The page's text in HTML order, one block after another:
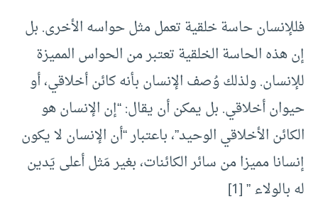
فللإنسان حاسة خلقية تعمل مثل حواسه الأخرى. بل
إن هذه الحاسة الخلقية تعتبر من الحواس المميزة
للإنسان. ولذلك وُصف الإنسان بأنه كائن أخلاقي، أو
حيوان أخلاقي. بل يمكن أن يقال: “إن الإنسان هو
الكائن الأخلاقي الوحيد”، باعتبار “أن الإنسان لا يكون
إنسانا مميزا من سائر الكائنات، بغير مَثل أعلى يَدين
له بالولاء ” [1]